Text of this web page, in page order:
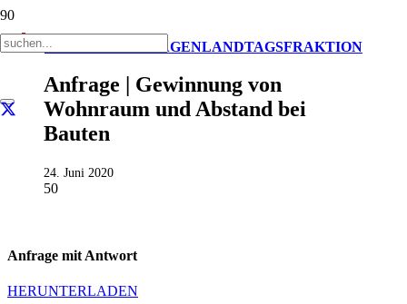
AKTUELL ANFRAGENLANDTAGSFRAKTION
Anfrage | Gewinnung von
Wohnraum und Abstand bei
Bauten
24. Juni 2020
50
Anfrage mit Antwort
HERUNTERLADEN